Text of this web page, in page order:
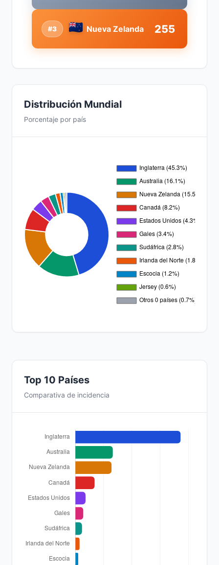
#3 Nueva Zelanda 255
Distribución Mundial
Porcentaje por país
Top 10 Países
Comparativa de incidencia